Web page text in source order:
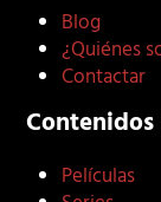
Blog
¿Quiénes
Contactar
Contenidos
Películas